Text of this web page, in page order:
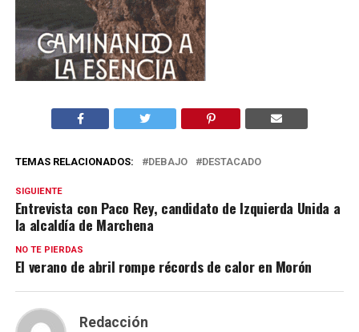
TEMAS RELACIONADOS: DEBAJO DESTACADO
SIGUIENTE
Entrevista con Paco Rey, candidato de Izquierda Unida a
la alcaldía de Marchena
NO TE PIERDAS
El verano de abril rompe récords de calor en Morón
Redacción